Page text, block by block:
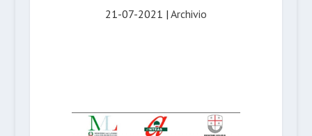
21-07-2021 | Archivio